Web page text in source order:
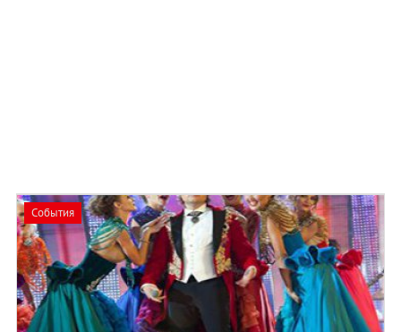
События